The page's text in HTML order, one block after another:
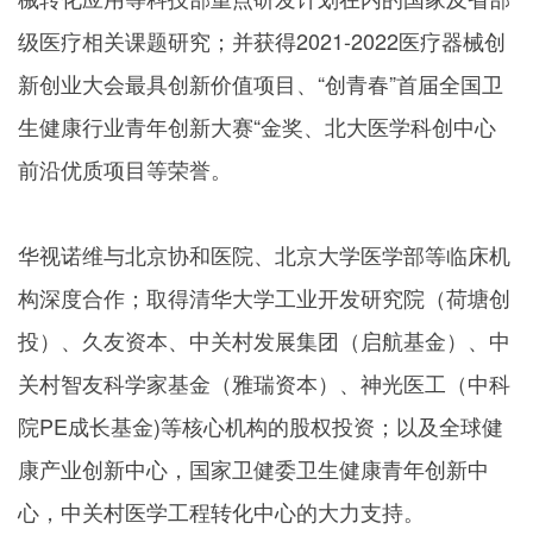
级医疗相关课题研究；并获得2021-2022医疗器械创
新创业大会最具创新价值项目、“创青春”首届全国卫
生健康行业青年创新大赛“金奖、北大医学科创中心
前沿优质项目等荣誉。
华视诺维与北京协和医院、北京大学医学部等临床机
构深度合作；取得清华大学工业开发研究院（荷塘创
投）、久友资本、中关村发展集团（启航基金）、中
关村智友科学家基金（雅瑞资本）、神光医工（中科
院PE成长基金)等核心机构的股权投资；以及全球健
康产业创新中心，国家卫健委卫生健康青年创新中
心，中关村医学工程转化中心的大力支持。